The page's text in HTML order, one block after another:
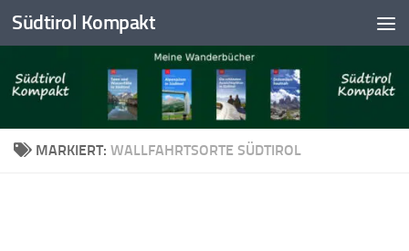
Skip to content
Südtirol Kompakt
MARKIERT: WALLFAHRTSORTE SÜDTIROL